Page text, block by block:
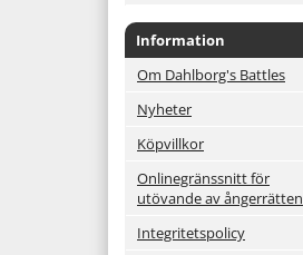
Information
Om Dahlborg's Battles
Nyheter
Köpvillkor
Onlinegränssnitt för
utövande av ångerrätten
Integritetspolicy